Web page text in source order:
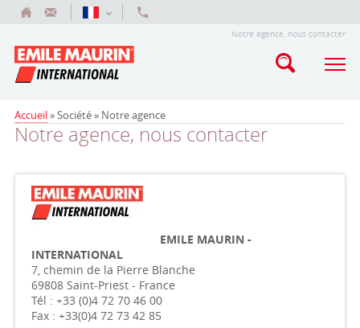
Notre agence, nous contacter
Accueil» Société » Notre agence
Notre agence, nous contacter
EMILE MAURIN -
INTERNATIONAL
7, chemin de la Pierre Blanche
69808 Saint-Priest - France
Tél : +33 (0)4 72 70 46 00
Fax : +33(0)4 72 73 42 85